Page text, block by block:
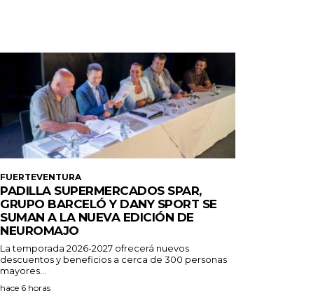
FUERTEVENTURA
PADILLA SUPERMERCADOS SPAR,
GRUPO BARCELÓ Y DANY SPORT SE
SUMAN A LA NUEVA EDICIÓN DE
NEUROMAJO
La temporada 2026-2027 ofrecerá nuevos
descuentos y beneficios a cerca de 300 personas
mayores...
hace 6 horas